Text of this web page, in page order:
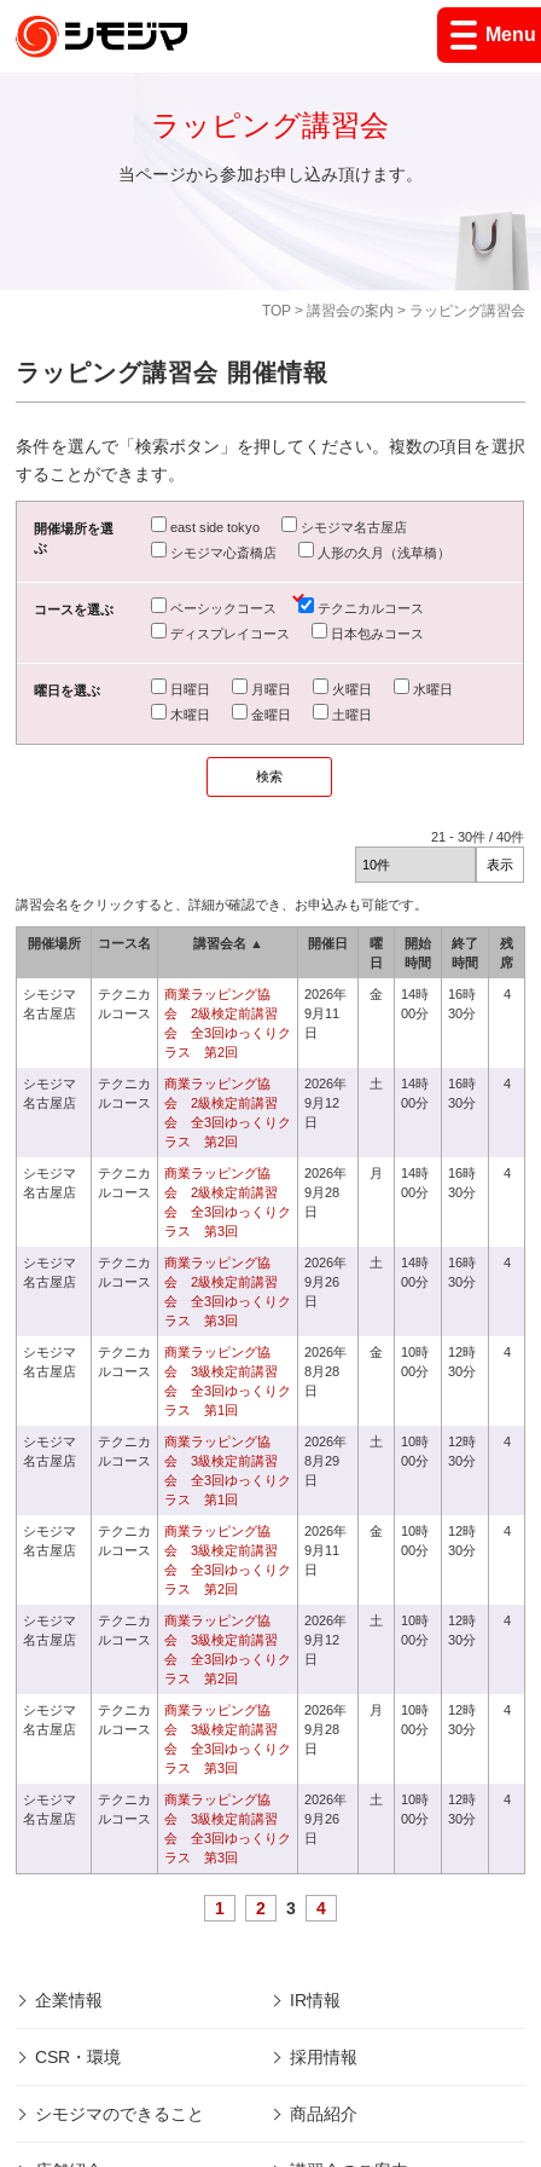
Menu
TOP> 講習会の案内 > ラッピング講習会
ラッピング講習会
当ページから参加お申し込み頂けます。
ラッピング講習会 開催情報
条件を選んで「検索ボタン」を押してください。複数の項目を選択
することができます。
開催場所を選
ぶ
east side tokyo
シモジマ名古屋店
シモジマ心斎橋店
人形の久月（浅草橋）
コースを選ぶ ベーシックコース
テクニカルコース
ディスプレイコース
日本包みコース
曜日を選ぶ 日曜日 月曜日 火曜日
水曜日
木曜日
金曜日 土曜日
21 -30件 /40件
講習会名をクリックすると、詳細が確認でき、お申込みも可能です。
開催場所 コース名 講習会名 ▲ 開催日
曜
日
開始
時間
終了
時間
残
席
シモジマ
名古屋店
テクニカ
ルコース
商業ラッピング協
会 2級検定前講習
会 全3回ゆっくりク
ラス 第2回
2026年
9月11
日
金
14時
00分
16時
30分
4
シモジマ
名古屋店
テクニカ
ルコース
商業ラッピング協
会 2級検定前講習
会 全3回ゆっくりク
ラス 第2回
2026年
9月12
日
土
14時
00分
16時
30分
4
シモジマ
名古屋店
テクニカ
ルコース
商業ラッピング協
会 2級検定前講習
会 全3回ゆっくりク
ラス 第3回
2026年
9月28
日
月
14時
00分
16時
30分
4
シモジマ
名古屋店
テクニカ
ルコース
商業ラッピング協
会 2級検定前講習
会 全3回ゆっくりク
ラス 第3回
2026年
9月26
日
土
14時
00分
16時
30分
4
シモジマ
名古屋店
テクニカ
ルコース
商業ラッピング協
会 3級検定前講習
会 全3回ゆっくりク
ラス 第1回
2026年
8月28
日
金
10時
00分
12時
30分
4
シモジマ
名古屋店
テクニカ
ルコース
商業ラッピング協
会 3級検定前講習
会 全3回ゆっくりク
ラス 第1回
2026年
8月29
日
土
10時
00分
12時
30分
4
シモジマ
名古屋店
テクニカ
ルコース
商業ラッピング協
会 3級検定前講習
会 全3回ゆっくりク
ラス 第2回
2026年
9月11
日
金
10時
00分
12時
30分
4
シモジマ
名古屋店
テクニカ
ルコース
商業ラッピング協
会 3級検定前講習
会 全3回ゆっくりク
ラス 第2回
2026年
9月12
日
土
10時
00分
12時
30分
4
シモジマ
名古屋店
テクニカ
ルコース
商業ラッピング協
会 3級検定前講習
会 全3回ゆっくりク
ラス 第3回
2026年
9月28
日
月
10時
00分
12時
30分
4
シモジマ
名古屋店
テクニカ
ルコース
商業ラッピング協
会 3級検定前講習
会 全3回ゆっくりク
ラス 第3回
2026年
9月26
日
土
10時
00分
12時
30分
4
1 2 3 4
企業情報 IR情報
CSR・環境 採用情報
シモジマのできること 商品紹介